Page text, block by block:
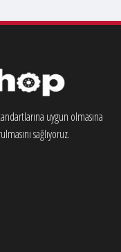
uygun olmasına
sağlıyoruz.